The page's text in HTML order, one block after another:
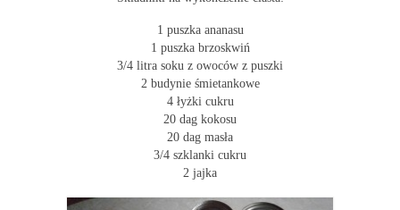
1 puszka ananasu
1 puszka brzoskwiń
3/4 litra soku z owoców z puszki
2 budynie śmietankowe
4 łyżki cukru
20 dag kokosu
20 dag masła
3/4 szklanki cukru
2 jajka